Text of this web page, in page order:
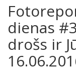
dienas
drošs ir